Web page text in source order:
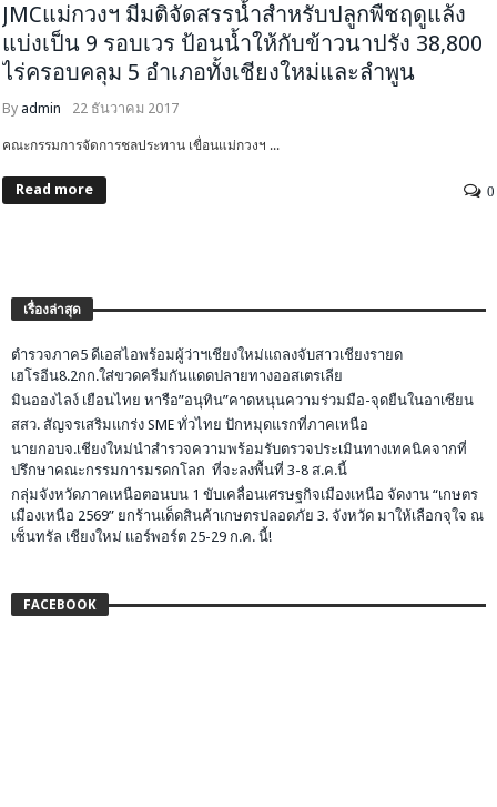
JMCแม่กวงฯ มีมติจัดสรรน้ำสำหรับปลูกพืชฤดูแล้ง
แบ่งเป็น 9 รอบเวร ป้อนน้ำให้กับข้าวนาปรัง 38,800
ไร่ครอบคลุม 5 อำเภอทั้งเชียงใหม่และลำพูน
By admin 22 ธันวาคม 2017
คณะกรรมการจัดการชลประทาน เขื่อนแม่กวงฯ ...
Read more 0
เรื่องล่าสุด
ตำรวจภาค5 ดีเอสไอพร้อมผู้ว่าฯเชียงใหม่แถลงจับสาวเชียงรายด
เฮโรอีน8.2กก.ใส่ขวดครีมกันแดดปลายทางออสเตรเลีย
มินอองไลง์ เยือนไทย หารือ”อนุทิน”คาดหนุนความร่วมมือ-จุดยืนในอาเซียน
สสว. สัญจรเสริมแกร่ง SME ทั่วไทย ปักหมุดแรกที่ภาคเหนือ
นายกอบจ.เชียงใหม่นำสำรวจความพร้อมรับตรวจประเมินทางเทคนิคจากที่
ปรึกษาคณะกรรมการมรดกโลก ที่จะลงพื้นที่ 3-8 ส.ค.นี้
กลุ่มจังหวัดภาคเหนือตอนบน 1 ขับเคลื่อนเศรษฐกิจเมืองเหนือ จัดงาน “เกษตร
เมืองเหนือ 2569” ยกร้านเด็ดสินค้าเกษตรปลอดภัย 3. จังหวัด มาให้เลือกจุใจ ณ
เซ็นทรัล เชียงใหม่ แอร์พอร์ต 25-29 ก.ค. นี้!
FACEBOOK